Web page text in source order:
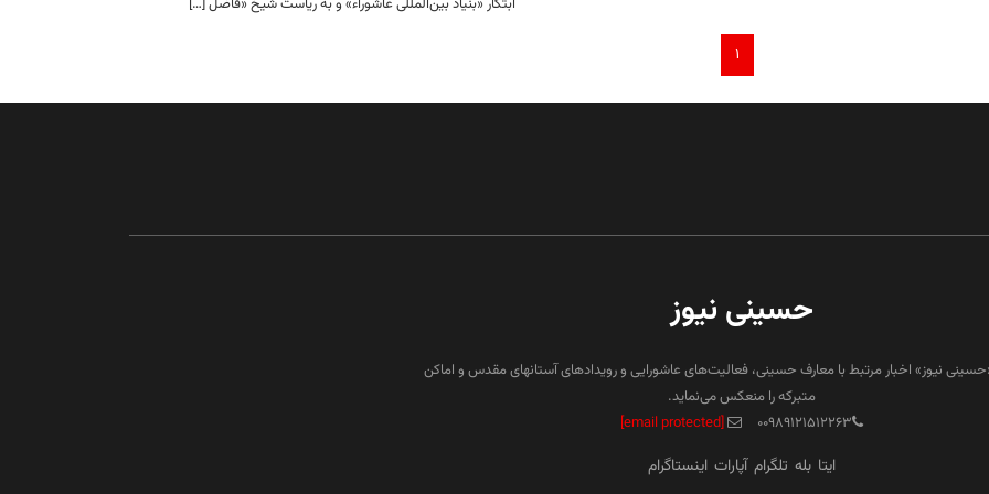
ابتکار «بنیاد بین‌المللی عاشوراء» و به ریاست شیخ «فاضل […]
۱
حسینی نیوز
نیوز» اخبار مرتبط با معارف حسینی، فعالیت‌های عاشورایی و رویدادهای آستانهای مقدس و اماکن
متبرکه را منعکس می‌نماید.
۰۰۹۸۹۱۲۱۵۱۲۲۶۳
[email protected]
ایتا بله تلگرام آپارات اینستاگرام